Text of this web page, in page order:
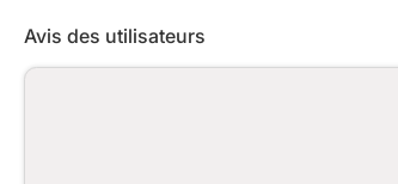
Avis des utilisateurs